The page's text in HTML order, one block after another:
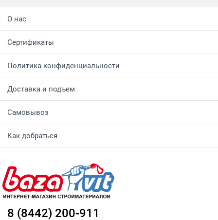
О нас
Сертификаты
Политика конфиденциальности
Доставка и подъем
Самовывоз
Как добраться
8 (8442) 200-911